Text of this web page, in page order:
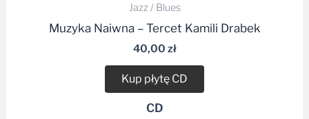
Jazz / Blues
Muzyka Naiwna – Tercet Kamili Drabek
40,00 zł
Kup płytę CD
CD